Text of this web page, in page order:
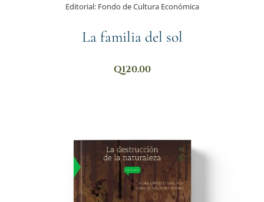
Editorial:Fondo de Cultura Económica
La familia del sol
Q120.00